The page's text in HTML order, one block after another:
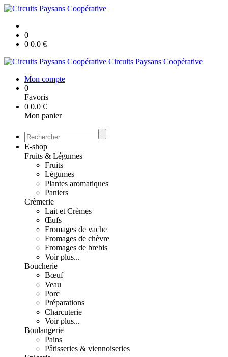
0
0 0.0 €
Circuits Paysans Coopérative
Mon compte
0
Favoris
0 0.0 €
Mon panier
E-shop
Fruits & Légumes
Fruits
Légumes
Plantes aromatiques
Paniers
Crèmerie
Lait et Crèmes
Œufs
Fromages de vache
Fromages de chèvre
Fromages de brebis
Voir plus...
Boucherie
Bœuf
Veau
Porc
Préparations
Charcuterie
Voir plus...
Boulangerie
Pains
Pâtisseries & viennoiseries